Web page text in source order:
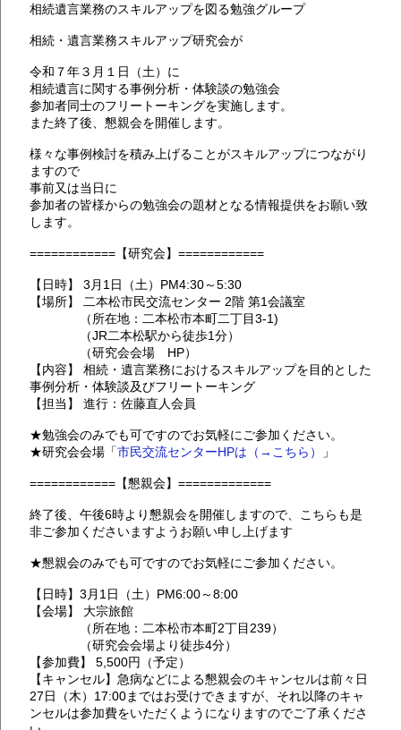
相続遺言業務のスキルアップを図る勉強グループ
相続・遺言業務スキルアップ研究会が
令和７年３月１日（土）に
相続遺言に関する事例分析・体験談の勉強会
参加者同士のフリートーキングを実施します。
また終了後、懇親会を開催します。
様々な事例検討を積み上げることがスキルアップにつながり
ますので
事前又は当日に
参加者の皆様からの勉強会の題材となる情報提供をお願い致
します。
============【研究会】============
【日時】 3月1日（土）PM4:30～5:30
【場所】 二本松市民交流センター 2階 第1会議室
（所在地：二本松市本町二丁目3-1)
（JR二本松駅から徒歩1分）
（研究会会場 HP）
【内容】 相続・遺言業務におけるスキルアップを目的とした
事例分析・体験談及びフリートーキング
【担当】 進行：佐藤直人会員
★勉強会のみでも可ですのでお気軽にご参加ください。
★研究会会場「市民交流センターHPは（→こちら） 」
============【懇親会】=============
終了後、午後6時より懇親会を開催しますので、こちらも是
非ご参加くださいますようお願い申し上げます
★懇親会のみでも可ですのでお気軽にご参加ください。
【日時】3月1日（土）PM6:00～8:00
【会場】 大宗旅館
（所在地：二本松市本町2丁目239）
（研究会会場より徒歩4分）
【参加費】 5,500円（予定）
【キャンセル】急病などによる懇親会のキャンセルは前々日
27日（木）17:00まではお受けできますが、それ以降のキャ
ンセルは参加費をいただくようになりますのでご了承くださ